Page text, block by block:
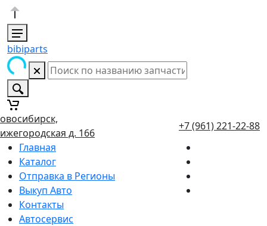
bibiparts
д. 166
+7 (961) 221-22-88
Главная
Каталог
Отправка в Регионы
Выкуп Авто
Контакты
Автосервис